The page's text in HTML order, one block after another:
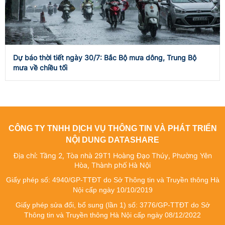
Dự báo thời tiết ngày 30/7: Bắc Bộ mưa dông, Trung Bộ
mưa về chiều tối
CÔNG TY TNHH DỊCH VỤ THÔNG TIN VÀ PHÁT TRIỂN
NỘI DUNG DATASHARE
Địa chỉ: Tầng 2, Tòa nhà 29T1 Hoàng Đạo Thúy, Phường Yên
Hòa, Thành phố Hà Nội
Giấy phép số: 4940/GP-TTĐT do Sở Thông tin và Truyền thông Hà
Nội cấp ngày 10/10/2019
Giấy phép sửa đổi, bổ sung (lần 1) số: 3776/GP-TTĐT do Sở
Thông tin và Truyền thông Hà Nội cấp ngày 08/12/2022